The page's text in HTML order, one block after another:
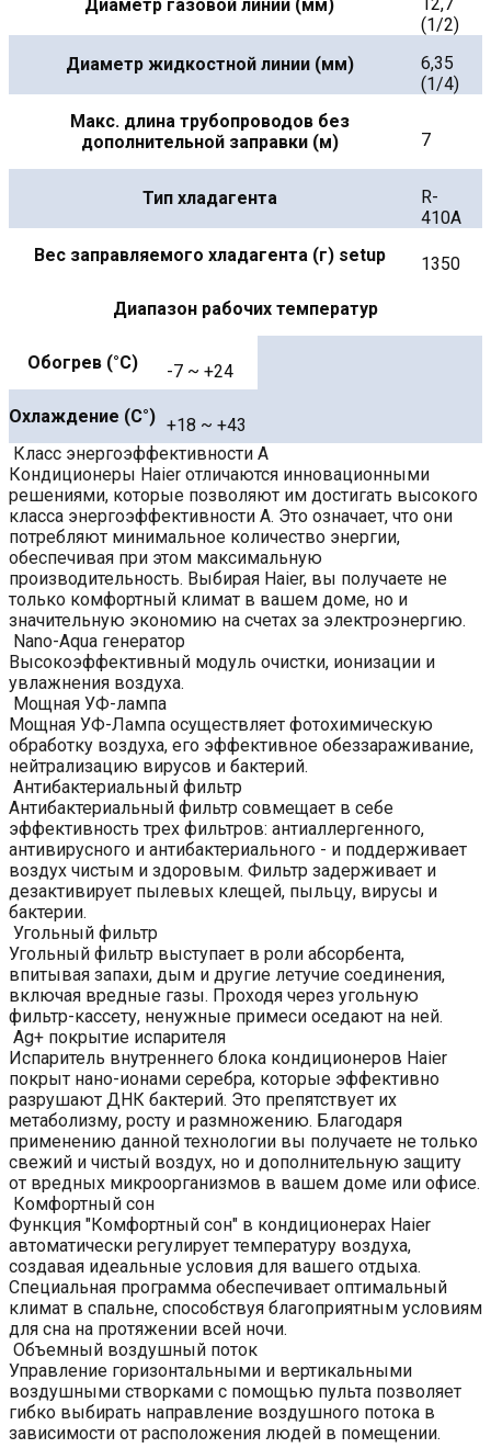
Диаметр газовой линии (мм)
(1/2)
Диаметр жидкостной линии (мм)
6,35
(1/4)
Макс. длина трубопроводов без
дополнительной заправки (м)
7
Тип хладагента
R-
410A
Вес заправляемого хладагента (г) setup
1350
Диапазон рабочих температур
Обогрев (°С) -7 ~ +24
Охлаждение (С°) +18 ~ +43
Класс энергоэффективности A
Кондиционеры Haier отличаются инновационными
решениями, которые позволяют им достигать высокого
класса энергоэффективности A. Это означает, что они
потребляют минимальное количество энергии,
обеспечивая при этом максимальную
производительность. Выбирая Haier, вы получаете не
только комфортный климат в вашем доме, но и
значительную экономию на счетах за электроэнергию.
Nano-Aqua генератор
Высокоэффективный модуль очистки, ионизации и
увлажнения воздуха.
Мощная УФ-лампа
Мощная УФ-Лампа осуществляет фотохимическую
обработку воздуха, его эффективное обеззараживание,
нейтрализацию вирусов и бактерий.
Антибактериальный фильтр
Антибактериальный фильтр совмещает в себе
эффективность трех фильтров: антиаллергенного,
антивирусного и антибактериального - и поддерживает
воздух чистым и здоровым. Фильтр задерживает и
дезактивирует пылевых клещей, пыльцу, вирусы и
бактерии.
Угольный фильтр
Угольный фильтр выступает в роли абсорбента,
впитывая запахи, дым и другие летучие соединения,
включая вредные газы. Проходя через угольную
фильтр-кассету, ненужные примеси оседают на ней.
Ag+ покрытие испарителя
Испаритель внутреннего блока кондиционеров Haier
покрыт нано-ионами серебра, которые эффективно
разрушают ДНК бактерий. Это препятствует их
метаболизму, росту и размножению. Благодаря
применению данной технологии вы получаете не только
свежий и чистый воздух, но и дополнительную защиту
от вредных микроорганизмов в вашем доме или офисе.
Комфортный сон
Функция "Комфортный сон" в кондиционерах Haier
автоматически регулирует температуру воздуха,
создавая идеальные условия для вашего отдыха.
Специальная программа обеспечивает оптимальный
климат в спальне, способствуя благоприятным условиям
для сна на протяжении всей ночи.
Объемный воздушный поток
Управление горизонтальными и вертикальными
воздушными створками с помощью пульта позволяет
гибко выбирать направление воздушного потока в
зависимости от расположения людей в помещении.